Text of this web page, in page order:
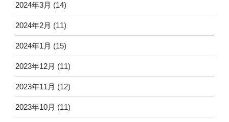
2024年3月 (14)
2024年2月 (11)
2024年1月 (15)
2023年12月 (11)
2023年11月 (12)
2023年10月 (11)